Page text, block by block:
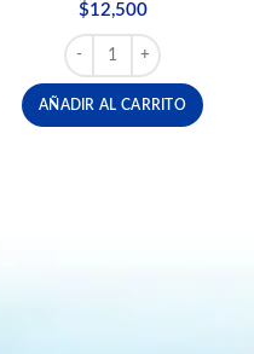
X10 UND cantidad
$12,500
QUIPITOS POP X 24
AÑADIR AL CARRITO